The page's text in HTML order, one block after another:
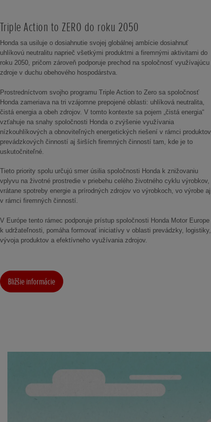
Triple Action to ZERO do roku 2050
Honda sa usiluje o dosiahnutie svojej globálnej ambície dosiahnuť
uhlíkovú neutralitu naprieč všetkými produktmi a firemnými aktivitami do
roku 2050, pričom zároveň podporuje prechod na spoločnosť využívajúcu
zdroje v duchu obehového hospodárstva.
Prostredníctvom svojho programu Triple Action to Zero sa spoločnosť
Honda zameriava na tri vzájomne prepojené oblasti: uhlíková neutralita,
čistá energia a obeh zdrojov. V tomto kontexte sa pojem „čistá energia“
vzťahuje na snahy spoločnosti Honda o zvýšenie využívania
nízkouhlíkových a obnoviteľných energetických riešení v rámci produktov,
prevádzkových činností aj širších firemných činností tam, kde je to
uskutočniteľné.
Tieto priority spolu určujú smer úsilia spoločnosti Honda k znižovaniu
vplyvu na životné prostredie v priebehu celého životného cyklu výrobkov,
vrátane spotreby energie a prírodných zdrojov vo výrobkoch, vo výrobe aj
v rámci firemných činností.
V Európe tento rámec podporuje prístup spoločnosti Honda Motor Europe
k udržateľnosti, pomáha formovať iniciatívy v oblasti prevádzky, logistiky,
vývoja produktov a efektívneho využívania zdrojov.
Bližšie informácie